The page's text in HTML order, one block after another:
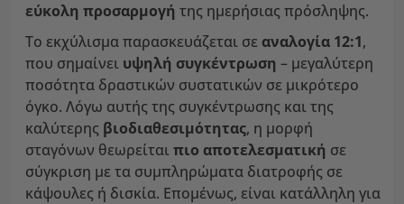
εύκολη προσαρμογή της ημερήσιας πρόσληψης.
Το εκχύλισμα παρασκευάζεται σε αναλογία 12:1,
που σημαίνει υψηλή συγκέντρωση – μεγαλύτερη
ποσότητα δραστικών συστατικών σε μικρότερο
όγκο. Λόγω αυτής της συγκέντρωσης και της
καλύτερης βιοδιαθεσιμότητας, η μορφή
σταγόνων θεωρείταιπιο αποτελεσματική σε
σύγκριση με τα συμπληρώματα διατροφής σε
κάψουλες ή δισκία. Επομένως, είναι κατάλληλη για